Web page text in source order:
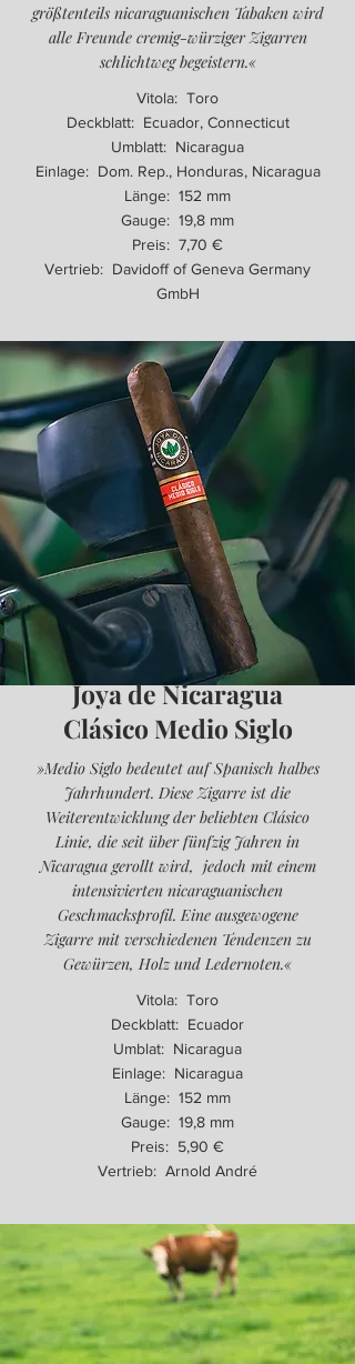
größtenteils nicaraguanischen Tabaken wird
alle Freunde cremig-würziger Zigarren
schlichtweg begeistern.«
Vitola: Toro
Deckblatt: Ecuador, Connecticut
Umblatt: Nicaragua
Einlage: Dom. Rep., Honduras, Nicaragua
Länge: 152 mm
Gauge: 19,8 mm
Preis: 7,70 €
Vertrieb: Davidoff of Geneva Germany
GmbH
Joya de Nicaragua
Clásico Medio Siglo
»Medio Siglo bedeutet auf Spanisch halbes
Jahrhundert. Diese Zigarre ist die
Weiterentwicklung der beliebten Clásico
Linie, die seit über fünfzig Jahren in
Nicaragua gerollt wird, jedoch mit einem
intensivierten nicaraguanischen
Geschmacksprofil. Eine ausgewogene
Zigarre mit verschiedenen Tendenzen zu
Gewürzen, Holz und Ledernoten.«
Vitola: Toro
Deckblatt: Ecuador
Umblat: Nicaragua
Einlage: Nicaragua
Länge: 152 mm
Gauge: 19,8 mm
Preis: 5,90 €
Vertrieb: Arnold André